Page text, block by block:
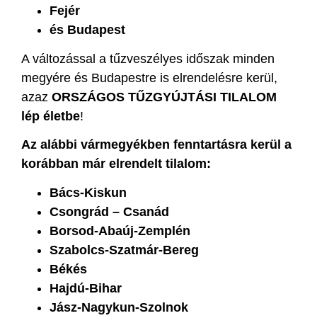
Fejér
és Budapest
A változással a tűzveszélyes időszak minden
megyére és Budapestre is elrendelésre kerül,
azaz ORSZÁGOS TŰZGYÚJTÁSI TILALOM
lép életbe!
Az alábbi vármegyékben fenntartásra kerül a
korábban már elrendelt tilalom:
Bács-Kiskun
Csongrád – Csanád
Borsod-Abaúj-Zemplén
Szabolcs-Szatmár-Bereg
Békés
Hajdú-Bihar
Jász-Nagykun-Szolnok